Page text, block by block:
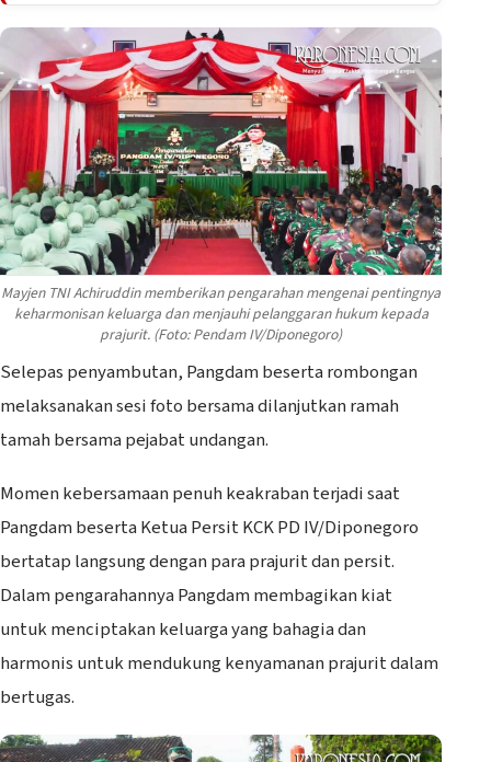
Mayjen TNI Achiruddin memberikan pengarahan mengenai pentingnya
keharmonisan keluarga dan menjauhi pelanggaran hukum kepada
prajurit. (Foto: Pendam IV/Diponegoro)
Selepas penyambutan, Pangdam beserta rombongan
melaksanakan sesi foto bersama dilanjutkan ramah
tamah bersama pejabat undangan.
Momen kebersamaan penuh keakraban terjadi saat
Pangdam beserta Ketua Persit KCK PD IV/Diponegoro
bertatap langsung dengan para prajurit dan persit.
Dalam pengarahannya Pangdam membagikan kiat
untuk menciptakan keluarga yang bahagia dan
harmonis untuk mendukung kenyamanan prajurit dalam
bertugas.